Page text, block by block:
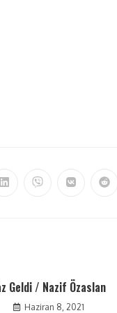
Geldi / Nazif Özaslan
Haziran 8, 2021